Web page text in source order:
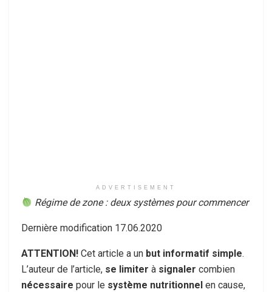
ADVERTISEMENT
Régime de zone : deux systèmes pour commencer
Dernière modification 17.06.2020
ATTENTION! Cet article a un but informatif simple.
L’auteur de l’article, se limiter à signaler combien
nécessaire pour le système nutritionnel en cause,